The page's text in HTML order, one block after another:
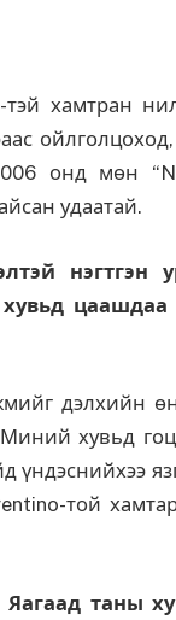
тэй хамтран
ойлголцоход,
онд мөн
удаатай.
нэгтгэн
цаашдаа
дэлхийн
хувьд
үндэснийхээ
той
таны